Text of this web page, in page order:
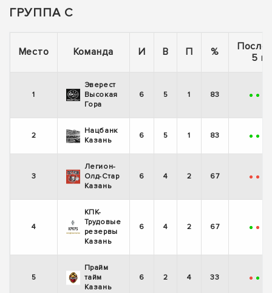
ГРУППА С
Место Команда И В П %
5
1
Эверест
Высокая
Гора
6 5 1 83 + +
2
Нацбанк
Казань
6 5 1 83 + +
3
Легион-
Олд-Стар
Казань
6 4 2 67 - -
4
КПК-
Трудовые
резервы
Казань
6 4 2 67 + -
5
Прайм
тайм
Казань
6 2 4 33 - +